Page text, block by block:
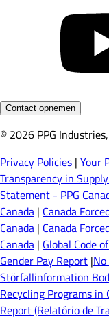
Contact opnemen
© 2026 PPG
Privacy Policies | Your
Transparency in
Statement - PPG
Canada | Canada
Canada | Canada
Canada | Global Code
Gender Pay Report |
Störfallinformation
Recycling Programs in
Report (Relatório de